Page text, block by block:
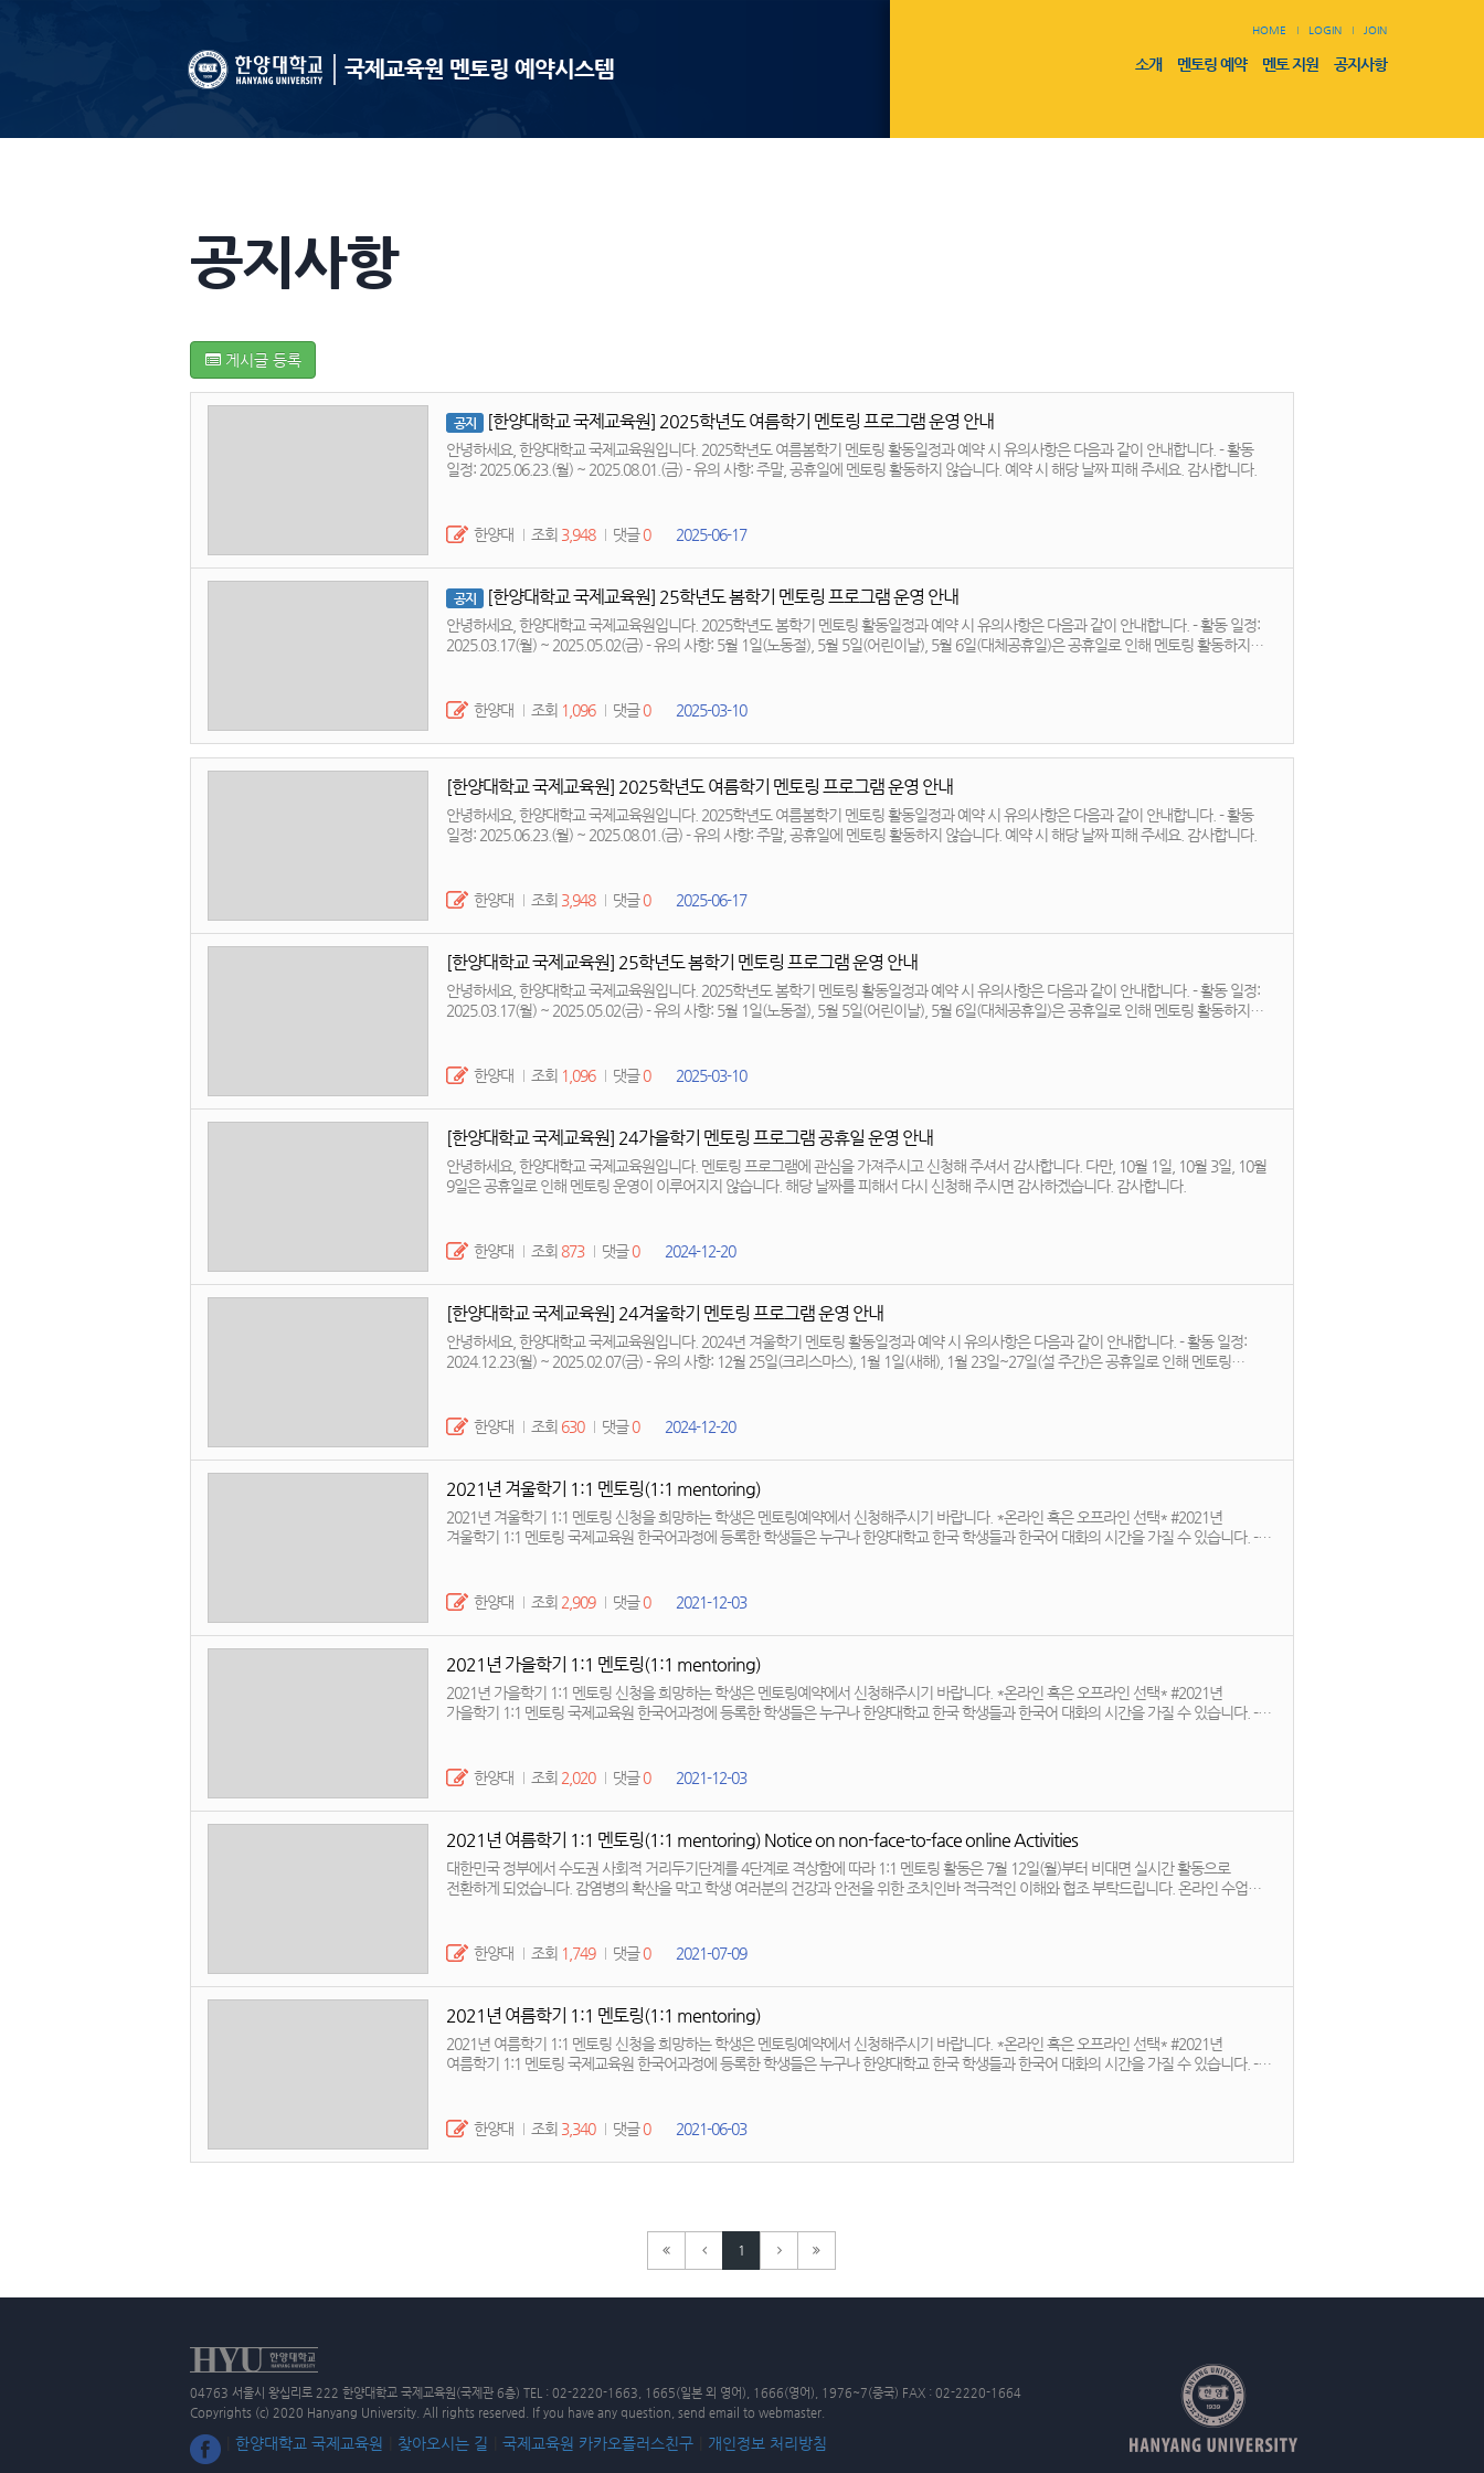
국제교육원 멘토링 예약시스템 소개 멘토링 예약 멘토 지원 공지사항
HOME LOGIN JOIN
공지사항
게시글 등록
공지 [한양대학교 국제교육원] 2025학년도 여름학기 멘토링 프로그램 운영 안내
안녕하세요, 한양대학교 국제교육원입니다. 2025학년도 여름봄학기 멘토링 활동일정과 예약 시 유의사항은 다음과 같이 안내합니다. - 활동
일정: 2025.06.23.(월) ~ 2025.08.01.(금) - 유의 사항: 주말, 공휴일에 멘토링 활동하지 않습니다. 예약 시 해당 날짜 피해 주세요. 감사합니다.
한양대 조회 3,948 댓글0 2025-06-17
공지 [한양대학교 국제교육원] 25학년도 봄학기 멘토링 프로그램 운영 안내
안녕하세요, 한양대학교 국제교육원입니다. 2025학년도 봄학기 멘토링 활동일정과 예약 시 유의사항은 다음과 같이 안내합니다. - 활동 일정:
2025.03.17(월) ~ 2025.05.02(금) - 유의 사항: 5월 1일(노동절), 5월 5일(어린이날), 5월 6일(대체공휴일)은 공휴일로 인해 멘토링 활동하지
한양대 조회 1,096 댓글0 2025-03-10
[한양대학교 국제교육원] 2025학년도 여름학기 멘토링 프로그램 운영 안내
안녕하세요, 한양대학교 국제교육원입니다. 2025학년도 여름봄학기 멘토링 활동일정과 예약 시 유의사항은 다음과 같이 안내합니다. - 활동
일정: 2025.06.23.(월) ~ 2025.08.01.(금) - 유의 사항: 주말, 공휴일에 멘토링 활동하지 않습니다. 예약 시 해당 날짜 피해 주세요. 감사합니다.
한양대 조회 3,948 댓글0 2025-06-17
[한양대학교 국제교육원] 25학년도 봄학기 멘토링 프로그램 운영 안내
안녕하세요, 한양대학교 국제교육원입니다. 2025학년도 봄학기 멘토링 활동일정과 예약 시 유의사항은 다음과 같이 안내합니다. - 활동 일정:
2025.03.17(월) ~ 2025.05.02(금) - 유의 사항: 5월 1일(노동절), 5월 5일(어린이날), 5월 6일(대체공휴일)은 공휴일로 인해 멘토링 활동하지
한양대 조회 1,096 댓글0 2025-03-10
[한양대학교 국제교육원] 24가을학기 멘토링 프로그램 공휴일 운영 안내
안녕하세요, 한양대학교 국제교육원입니다. 멘토링 프로그램에 관심을 가져주시고 신청해 주셔서 감사합니다. 다만, 10월 1일, 10월 3일, 10월
9일은 공휴일로 인해 멘토링 운영이 이루어지지 않습니다. 해당 날짜를 피해서 다시 신청해 주시면 감사하겠습니다. 감사합니다.
한양대 조회 873 댓글0 2024-12-20
[한양대학교 국제교육원] 24겨울학기 멘토링 프로그램 운영 안내
안녕하세요, 한양대학교 국제교육원입니다. 2024년 겨울학기 멘토링 활동일정과 예약 시 유의사항은 다음과 같이 안내합니다. - 활동 일정:
2024.12.23(월) ~ 2025.02.07(금) - 유의 사항: 12월 25일(크리스마스), 1월 1일(새해), 1월 23일~27일(설 주간)은 공휴일로 인해 멘토링
한양대 조회 630 댓글0 2024-12-20
2021년 겨울학기 1:1 멘토링(1:1 mentoring)
2021년 겨울학기 1:1 멘토링 신청을 희망하는 학생은 멘토링예약에서 신청해주시기 바랍니다. *온라인 혹은 오프라인 선택* #2021년
겨울학기 1:1 멘토링 국제교육원 한국어과정에 등록한 학생들은 누구나 한양대학교 한국 학생들과 한국어 대화의 시간을 가질 수 있습니다. -
2021년 12월13일-2022년 02월04일 * 예약 확정시 멘티의 이메일을 받을 수 있습니다. Anyone enrolled in the Korean language course at the
Institute of International Education can h...
한양대 조회 2,909 댓글0 2021-12-03
2021년 가을학기 1:1 멘토링(1:1 mentoring)
2021년 가을학기 1:1 멘토링 신청을 희망하는 학생은 멘토링예약에서 신청해주시기 바랍니다. *온라인 혹은 오프라인 선택* #2021년
가을학기 1:1 멘토링 국제교육원 한국어과정에 등록한 학생들은 누구나 한양대학교 한국 학생들과 한국어 대화의 시간을 가질 수 있습니다. -
2021년 09월06일-2021년 11월19일 * 예약 확정시 멘티의 이메일을 받을 수 있습니다. Anyone enrolled in the Korean language course at the
Institute of International Education can h...
한양대 조회 2,020 댓글0 2021-12-03
2021년 여름학기 1:1 멘토링(1:1 mentoring) Notice on non-face-to-face online Activities
대한민국 정부에서 수도권 사회적 거리두기단계를 4단계로 격상함에 따라 1:1 멘토링 활동은 7월 12일(월)부터 비대면 실시간 활동으로
전환하게 되었습니다. 감염병의 확산을 막고 학생 여러분의 건강과 안전을 위한 조치인바 적극적인 이해와 협조 부탁드립니다. 온라인 수업
a measure that we Hanyang IIE are taking to prevent the spread of COVID-19 in...
한양대 조회 1,749 댓글0 2021-07-09
2021년 여름학기 1:1 멘토링(1:1 mentoring)
2021년 여름학기 1:1 멘토링 신청을 희망하는 학생은 멘토링예약에서 신청해주시기 바랍니다. *온라인 혹은 오프라인 선택* #2021년
여름학기 1:1 멘토링 국제교육원 한국어과정에 등록한 학생들은 누구나 한양대학교 한국 학생들과 한국어 대화의 시간을 가질 수 있습니다. -
718호에서도 바로 멘토링 신청을 할 수 있습니다. - 활동기간: 2021년 06월21일-2021년 7월30일 Anyone enrolled in the Korean language
course at the Institute of International Educatio...
한양대 조회 3,340 댓글0 2021-06-03
1
04763 서울시 왕십리로 222 한양대학교 국제교육원(국제관 6층) TEL : 02-2220-1663, 1665(일본 외 영어), 1666(영어), 1976~7(중국) FAX : 02-2220-1664
Copyrights (c) 2020 Hanyang University. All rights reserved. If you have any question, send email to webmaster.
한양대학교 국제교육원 찾아오시는 길 국제교육원 카카오플러스친구 개인정보 처리방침